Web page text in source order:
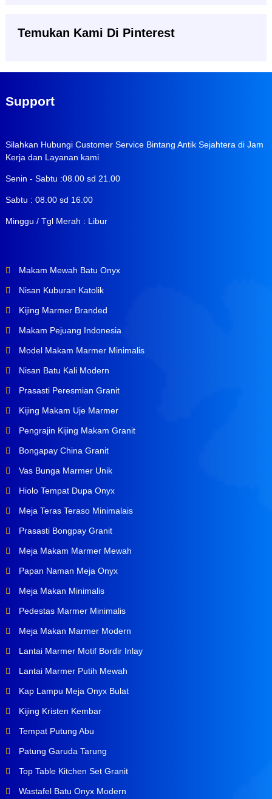
Temukan Kami Di Pinterest
Support
Silahkan Hubungi Customer Service Bintang Antik Sejahtera di Jam
Kerja dan Layanan kami
Senin - Sabtu :08.00 sd 21.00
Sabtu : 08.00 sd 16.00
Minggu / Tgl Merah : Libur
Makam Mewah Batu Onyx
Nisan Kuburan Katolik
Kijing Marmer Branded
Makam Pejuang Indonesia
Model Makam Marmer Minimalis
Nisan Batu Kali Modern
Prasasti Peresmian Granit
Kijing Makam Uje Marmer
Pengrajin Kijing Makam Granit
Bongapay China Granit
Vas Bunga Marmer Unik
Hiolo Tempat Dupa Onyx
Meja Teras Teraso Minimalais
Prasasti Bongpay Granit
Meja Makam Marmer Mewah
Papan Naman Meja Onyx
Meja Makan Minimalis
Pedestas Marmer Minimalis
Meja Makan Marmer Modern
Lantai Marmer Motif Bordir Inlay
Lantai Marmer Putih Mewah
Kap Lampu Meja Onyx Bulat
Kijing Kristen Kembar
Tempat Putung Abu
Patung Garuda Tarung
Top Table Kitchen Set Granit
Wastafel Batu Onyx Modern